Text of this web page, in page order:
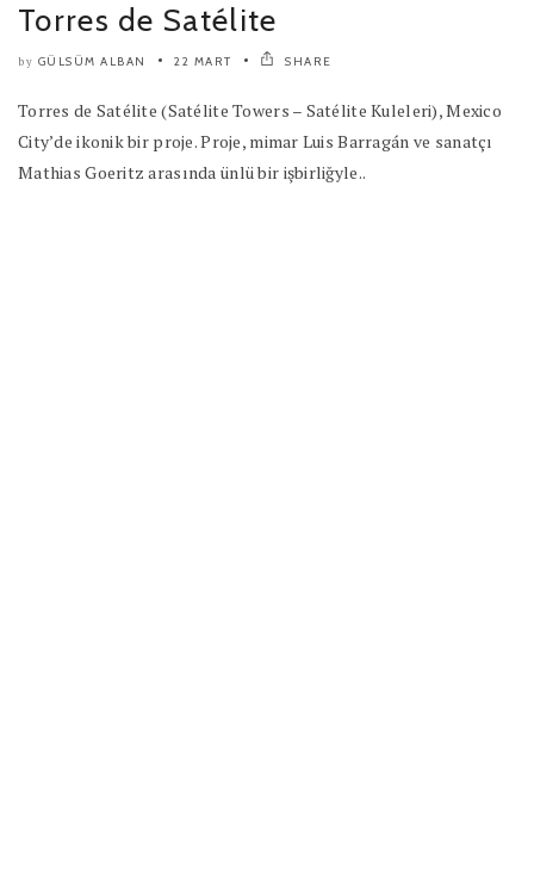
Torres de Satélite
by GÜLSÜM ALBAN 22 MART SHARE
Torres de Satélite (Satélite Towers – Satélite Kuleleri), Mexico
City’de ikonik bir proje. Proje, mimar Luis Barragán ve sanatçı
Mathias Goeritz arasında ünlü bir işbirliğyle..